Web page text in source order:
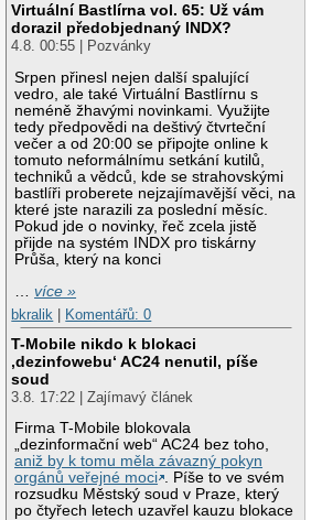
Virtuální Bastlírna vol. 65: Už vám
dorazil předobjednaný INDX?
4.8. 00:55 | Pozvánky
Srpen přinesl nejen další spalující
vedro, ale také Virtuální Bastlírnu s
neméně žhavými novinkami. Využijte
tedy předpovědi na deštivý čtvrteční
večer a od 20:00 se připojte online k
tomuto neformálnímu setkání kutilů,
techniků a vědců, kde se strahovskými
bastlíři proberete nejzajímavější věci, na
které jste narazili za poslední měsíc.
Pokud jde o novinky, řeč zcela jistě
přijde na systém INDX pro tiskárny
Průša, který na konci
…více »
bkralik
Komentářů: 0
T-Mobile nikdo k blokaci
‚dezinfowebu‘ AC24 nenutil, píše
soud
3.8. 17:22 | Zajímavý článek
Firma T-Mobile blokovala
„dezinformační web“ AC24 bez toho,
aniž by k tomu měla závazný pokyn
orgánů veřejné moci . Píše to ve svém
rozsudku Městský soud v Praze, který
po čtyřech letech uzavřel kauzu blokace